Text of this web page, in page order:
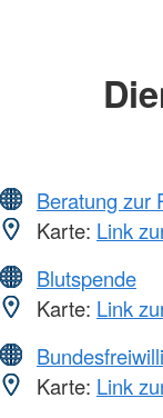
Beratung zur
Karte: Link
Blutspende
Karte: Link
Karte: Link